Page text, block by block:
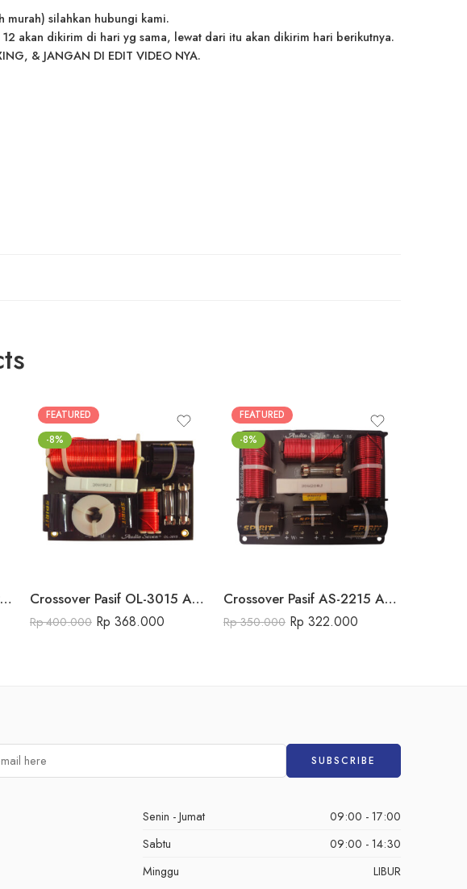
murah) silahkan hubungi kami.
akan dikirim di hari yg sama, lewat dari itu akan dikirim hari berikutnya.
& JANGAN DI EDIT VIDEO NYA.
Stand Speaker Standard (Plastik)
FEATURED
-8%
Crossover Pasif OL-3015 Audio Seven
Rp400.000 Rp 368.000
FEATURED
-8%
Crossover Pasif AS-2215 Audio Seven
Rp350.000 Rp 322.000
Senin - Jumat
09:00 - 17:00
Sabtu
09:00 - 14:30
Minggu
LIBUR